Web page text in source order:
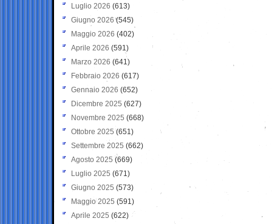
Luglio 2026 (613)
Giugno 2026 (545)
Maggio 2026 (402)
Aprile 2026 (591)
Marzo 2026 (641)
Febbraio 2026 (617)
Gennaio 2026 (652)
Dicembre 2025 (627)
Novembre 2025 (668)
Ottobre 2025 (651)
Settembre 2025 (662)
Agosto 2025 (669)
Luglio 2025 (671)
Giugno 2025 (573)
Maggio 2025 (591)
Aprile 2025 (622)